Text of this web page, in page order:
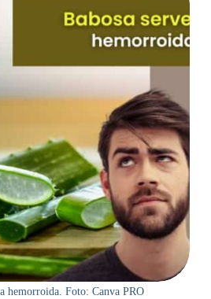
hemorroida. Foto: Canva PRO